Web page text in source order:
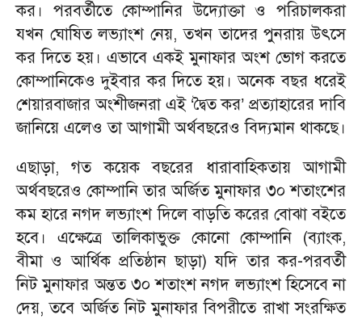
কর। পরবর্তীতে কোম্পানির উদ্যোক্তা ও পরিচালকরা
যখন ঘোষিত লভ্যাংশ নেয়, তখন তাদের পুনরায় উৎসে
কর দিতে হয়। এভাবে একই মুনাফার অংশ ভোগ করতে
কোম্পানিকেও দুইবার কর দিতে হয়। অনেক বছর ধরেই
শেয়ারবাজার অংশীজনরা এই ‘দ্বৈত কর’ প্রত্যাহারের দাবি
জানিয়ে এলেও তা আগামী অর্থবছরেও বিদ্যমান থাকছে।
এছাড়া, গত কয়েক বছরের ধারাবাহিকতায় আগামী
অর্থবছরেও কোম্পানি তার অর্জিত মুনাফার ৩০ শতাংশের
কম হারে নগদ লভ্যাংশ দিলে বাড়তি করের বোঝা বইতে
হবে। এক্ষেত্রে তালিকাভুক্ত কোনো কোম্পানি (ব্যাংক,
বীমা ও আর্থিক প্রতিষ্ঠান ছাড়া) যদি তার কর-পরবর্তী
নিট মুনাফার অন্তত ৩০ শতাংশ নগদ লভ্যাংশ হিসেবে না
দেয়, তবে অর্জিত নিট মুনাফার বিপরীতে রাখা সংরক্ষিত